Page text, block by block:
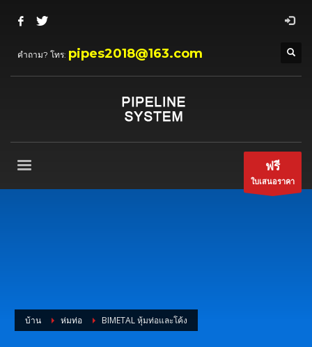
คำถาม? โทร: pipes2018@163.com
ฟรี
ใบเสนอราคา
บ้าน ห่มท่อ BIMETAL หุ้มท่อและโค้ง